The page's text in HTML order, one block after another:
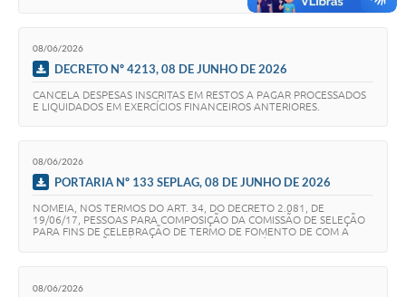
08/06/2026
DECRETO Nº 4213, 08 DE JUNHO DE 2026
CANCELA DESPESAS INSCRITAS EM RESTOS A PAGAR PROCESSADOS
E LIQUIDADOS EM EXERCÍCIOS FINANCEIROS ANTERIORES.
08/06/2026
PORTARIA Nº 133 SEPLAG, 08 DE JUNHO DE 2026
NOMEIA, NOS TERMOS DO ART. 34, DO DECRETO 2.081, DE
19/06/17, PESSOAS PARA COMPOSIÇÃO DA COMISSÃO DE SELEÇÃO
PARA FINS DE CELEBRAÇÃO DE TERMO DE FOMENTO DE COM A
08/06/2026